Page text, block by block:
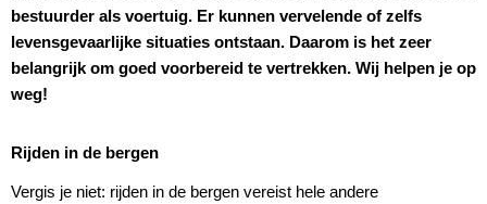
bestuurder als voertuig. Er kunnen vervelende of zelfs
levensgevaarlijke situaties ontstaan. Daarom is het zeer
belangrijk om goed voorbereid te vertrekken. Wij helpen je op
weg!
Rijden in de bergen
Vergis je niet: rijden in de bergen vereist hele andere